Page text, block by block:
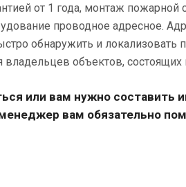
от 1 года, монтаж
проводное адресное.
обнаружить и локализовать
владельцев объектов,
или вам нужно составить
вам обязательно